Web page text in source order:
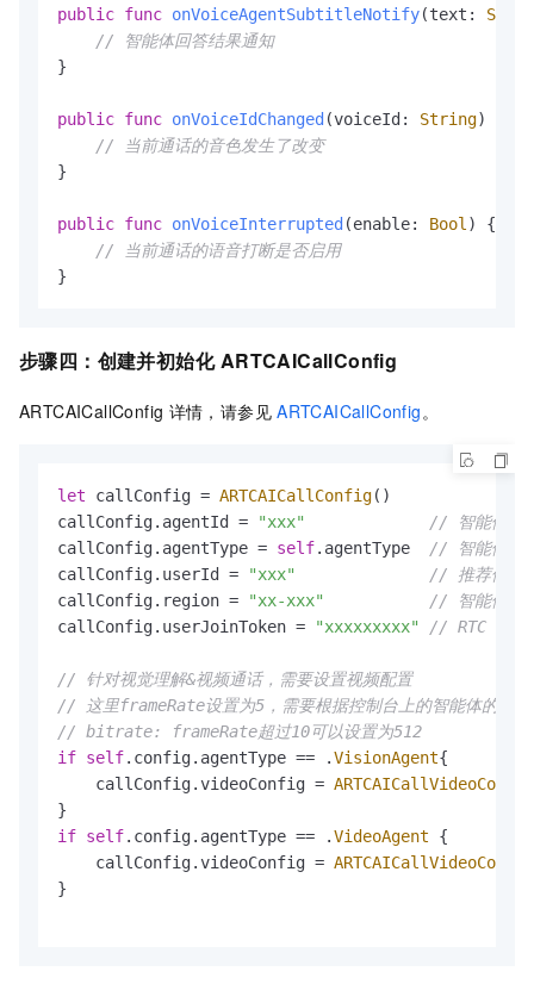
public func onVoiceAgentSubtitleNotify(text :
// 智能体回答结果通知
}
public func onVoiceIdChanged (voiceId : String) {
// 当前通话的音色发生了改变
}
public func onVoiceInterrupted (enable: Bool ) {
// 当前通话的语音打断是否启用
}
步骤四： 创建并初始化 ARTCAICallConfig
ARTCAICallConfig 详情，请参见 ARTCAICallConfig 。
let callConfig = ARTCAICallConfig()
callConfig.agentId = "xxx"
// 智能体Id
callConfig.agentType = self.agentType
// 智能体类
callConfig.userId = "xxx"
// 推荐使用
callConfig.region = "xx-xxx"
// 智能体服
callConfig.userJoinToken = "xxxxxxxxx" // RTC
// 针对视觉理解&视频通话，需要设置视频配置
// 这里frameRate设置为5，需要根据控制台上的智能体的抽
// bitrate: frameRate超过10可以设置为512
if self.config.agentType == .VisionAgent{
    callConfig.videoConfig
= ARTCAICallVideoConfig
if self.config.agentType == .VideoAgent {
    callConfig.videoConfig
= ARTCAICallVideoConfig
}